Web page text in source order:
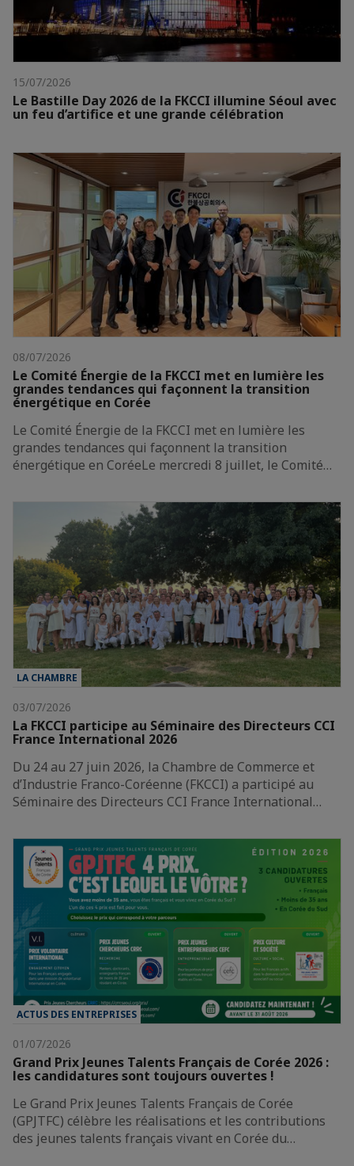
15/07/2026
Le Bastille Day 2026 de la FKCCI illumine Séoul avec
un feu d’artifice et une grande célébration
08/07/2026
Le Comité Énergie de la FKCCI met en lumière les
grandes tendances qui façonnent la transition
énergétique en Corée
Le Comité Énergie de la FKCCI met en lumière les
grandes tendances qui façonnent la transition
énergétique en CoréeLe mercredi 8 juillet, le Comité…
LA CHAMBRE
03/07/2026
La FKCCI participe au Séminaire des Directeurs CCI
France International 2026
Du 24 au 27 juin 2026, la Chambre de Commerce et
d’Industrie Franco-Coréenne (FKCCI) a participé au
Séminaire des Directeurs CCI France International…
ACTUS DES ENTREPRISES
01/07/2026
Grand Prix Jeunes Talents Français de Corée 2026 :
les candidatures sont toujours ouvertes !
Le Grand Prix Jeunes Talents Français de Corée
(GPJTFC) célèbre les réalisations et les contributions
des jeunes talents français vivant en Corée du…